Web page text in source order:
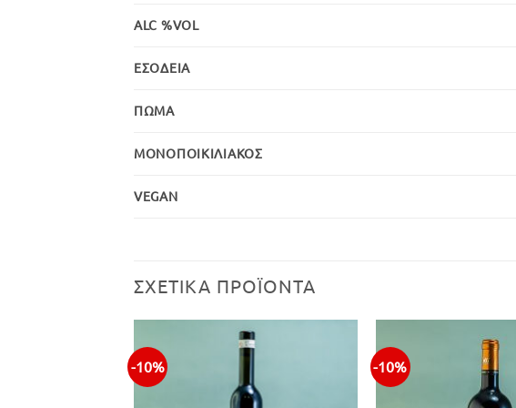
ALC %VOL
ΕΣΟΔΕΊΑ
ΠΏΜΑ
ΜΟΝΟΠΟΙΚΙΛΙΑΚΌΣ
VEGAN
ΣΧΕΤΙΚΆ ΠΡΟΪΌΝΤΑ
-10% -10%